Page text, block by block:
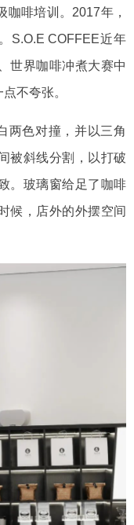
啡培训。2017年，
S.O.E COFFEE近年
世界咖啡冲煮大赛中
不夸张。
两色对撞 ，并以三角
被斜线分割，以打破
。玻璃窗给足了咖啡
候，店外的外摆空间